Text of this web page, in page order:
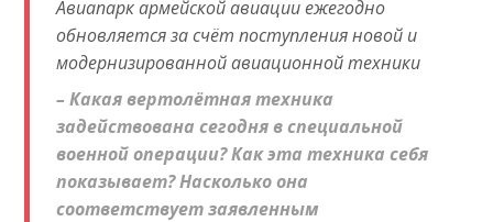
Авиапарк армейской авиации ежегодно
обновляется за счёт поступления новой и
модернизированной авиационной техники
– Какая вертолётная техника
задействована сегодня в специальной
военной операции? Как эта техника себя
показывает? Насколько она
соответствует заявленным